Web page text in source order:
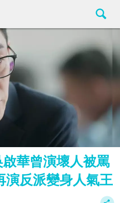
華曾演壞人被罵
演反派變身人氣王